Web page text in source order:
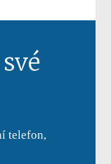
telefon,